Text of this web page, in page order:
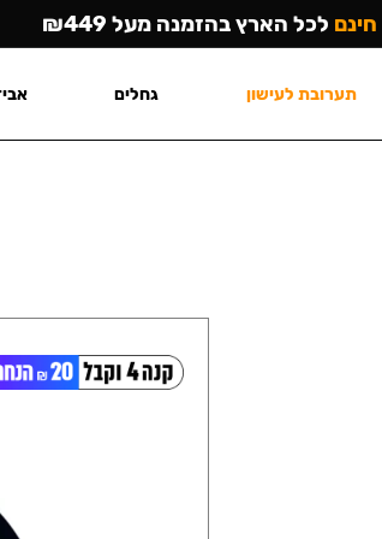
חינם לכל הארץ בהזמנה מעל ₪449
תערובת לעישון גחלים